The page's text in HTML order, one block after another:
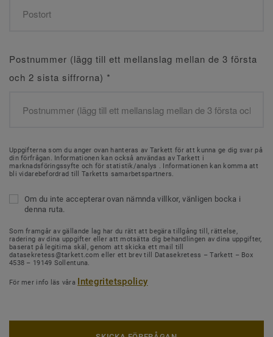
Postnummer (lägg till ett mellanslag mellan de 3 första
och 2 sista siffrorna) *
Uppgifterna som du anger ovan hanteras av Tarkett för att kunna ge dig svar på
din förfrågan. Informationen kan också användas av Tarkett i
marknadsföringssyfte och för statistik/analys . Informationen kan komma att
bli vidarebefordrad till Tarketts samarbetspartners.
Om du inte accepterar ovan nämnda villkor, vänligen bocka i
denna ruta.
Som framgår av gällande lag har du rätt att begära tillgång till, rättelse,
radering av dina uppgifter eller att motsätta dig behandlingen av dina uppgifter,
baserat på legitima skäl, genom att skicka ett mail till
datasekretess@tarkett.com eller ett brev till Datasekretess – Tarkett – Box
4538 – 19149 Sollentuna.
För mer info läs våra Integritetspolicy